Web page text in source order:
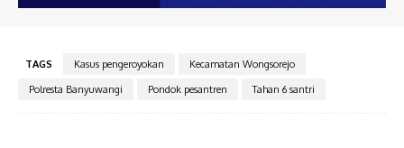
TAGS Kasus pengeroyokan
Kecamatan Wongsorejo
Polresta Banyuwangi
Pondok pesantren Tahan 6 santri